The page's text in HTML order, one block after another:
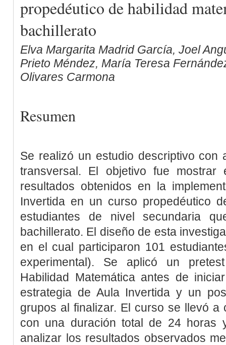
propedéutico de habilidad
bachillerato
Elva Margarita Madrid García, Joel
Prieto Méndez, María Teresa
Olivares Carmona
Resumen
Se realizó un estudio descriptivo con
transversal. El objetivo fue mostrar
resultados obtenidos en la
Invertida en un curso propedéutico
estudiantes de nivel secundaria
bachillerato. El diseño de esta
en el cual participaron 101
experimental). Se aplicó un
Habilidad Matemática antes de
estrategia de Aula Invertida y un
grupos al finalizar. El curso se llevó a
con una duración total de 24 horas
analizar los resultados observados